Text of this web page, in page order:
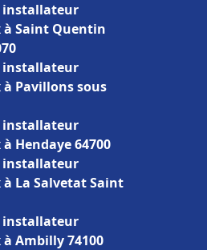
installateur
Saint Quentin
installateur
Pavillons sous
installateur
Hendaye 64700
installateur
La Salvetat Saint
installateur
Ambilly 74100